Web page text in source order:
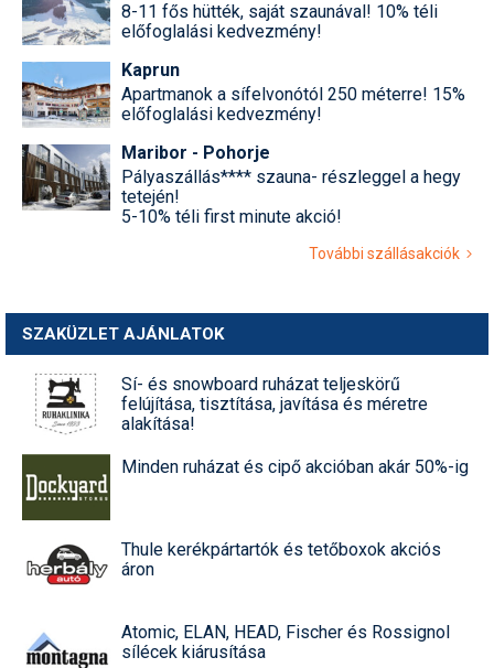
8-11 fős hütték, saját szaunával! 10% téli
előfoglalási kedvezmény!
Kaprun
Apartmanok a sífelvonótól 250 méterre! 15%
előfoglalási kedvezmény!
Maribor - Pohorje
Pályaszállás**** szauna- részleggel a hegy
tetején!
5-10% téli first minute akció!
További szállásakciók
SZAKÜZLET AJÁNLATOK
Sí- és snowboard ruházat teljeskörű
felújítása, tisztítása, javítása és méretre
alakítása!
Minden ruházat és cipő akcióban akár 50%-ig
Thule kerékpártartók és tetőboxok akciós
áron
Atomic, ELAN, HEAD, Fischer és Rossignol
sílécek kiárusítása